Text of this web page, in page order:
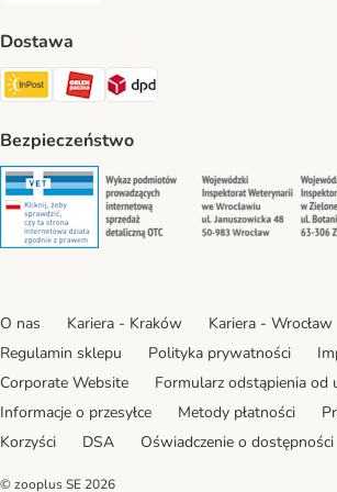
Dostawa
Paczkomat® Shipping Method
ORLEN Paczka Shipping Method
DPD Shipping Method
Bezpieczeństwo
Security Security
O nas Kariera - Kraków
Kariera - Wrocław
Regulamin sklepu
Polityka prywatności
Corporate Website
Formularz odstąpienia od
Informacje o przesyłce
Metody płatności
Korzyści
DSA Oświadczenie o dostępności
© zooplus SE 2026